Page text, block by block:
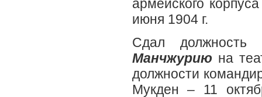
армейского
июня 1904 г.
Сдал должность
Манчжурию на
должности
Мукден – 11